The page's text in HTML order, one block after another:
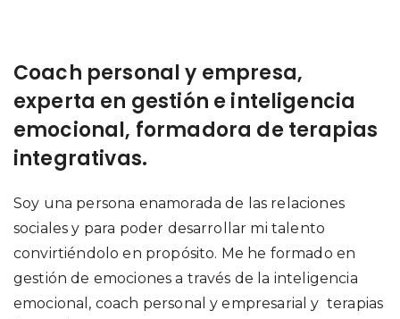
Coach personal y empresa,
experta en gestión e inteligencia
emocional, formadora de terapias
integrativas.
Soy una persona enamorada de las relaciones
sociales y para poder desarrollar mi talento
convirtiéndolo en propósito. Me he formado en
gestión de emociones a través de la inteligencia
emocional, coach personal y empresarial y terapias